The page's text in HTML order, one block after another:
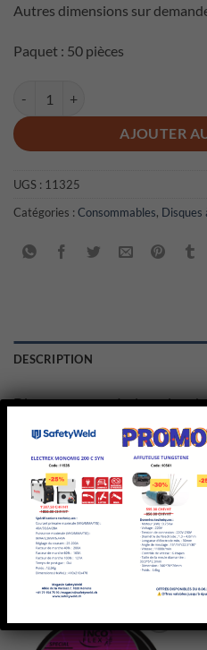
Autres dimensions sur
Paquet : 50 pièces
AJOUTER
UGS : 11325
Catégories : Consommables, Disques
DESCRIPTION
Disques composés de grains
pour meuler et couper des
fortement alliés, aciers
Grand confort de travail et plus
l’usinage.
PRODUITS SIMILAIRES
Ajouter